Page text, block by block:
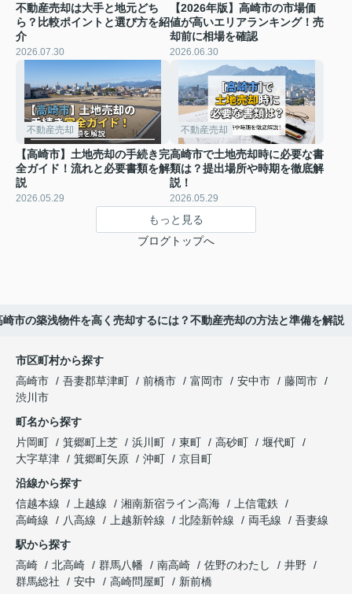
不動産売却は大手と地元どち
ら？比較ポイントと選び方を紹
介
2026.07.30
【2026年版】高崎市の市場価
値が高いエリアランキング！売
却前に相場を確認
2026.06.30
不動産売却
【高崎市】土地売却の手続き完
全ガイド！流れと必要書類を解
説
2026.05.29
不動産売却
高崎市で土地売却時に必要な書
類は？提出場所や時期を徹底解
説！
2026.05.29
もっと見る
ブログトップへ
崎市の築浅物件を高く売却するには？不動産売却の方法と準備を解説
市区町村から探す
高崎市
吾妻郡草津町 前橋市 富岡市 安中市
藤岡市
渋川市
町名から探す
片岡町
箕郷町上芝 浜川町 東町 高砂町
堰代町
大字草津
箕郷町矢原 沖町
京目町
沿線から探す
信越本線
上越線 湘南新宿ライン高海
上信電鉄
高崎線
八高線 上越新幹線 北陸新幹線 両毛線
吾妻線
駅から探す
高崎
北高崎 群馬八幡 南高崎 佐野のわたし
井野
群馬総社
安中 高崎問屋町 新前橋